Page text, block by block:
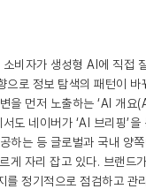
비자가 생성형 AI에 직접
으로 정보 탐색의 패턴이 바
을 먼저 노출하는 ‘AI 개
도 네이버가 ‘AI 브리핑’을
하는 등 글로벌과 국내 양
게 자리 잡고 있다. 브랜드
를 정기적으로 점검하고 관